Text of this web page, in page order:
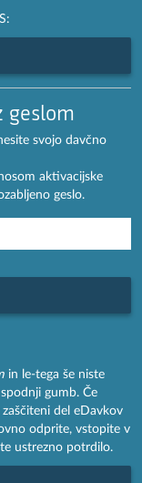
geslom
svojo davčno
aktivacijske
geslo.
in le-tega še niste
gumb. Če
del eDavkov
odprite, vstopite v
ustrezno potrdilo.